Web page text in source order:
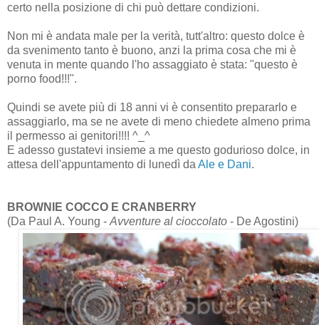
certo nella posizione di chi può dettare condizioni.
Non mi è andata male per la verità, tutt'altro: questo dolce è
da svenimento tanto è buono, anzi la prima cosa che mi è
venuta in mente quando l'ho assaggiato è stata: "questo è
porno food!!!".
Quindi se avete più di 18 anni vi è consentito prepararlo e
assaggiarlo, ma se ne avete di meno chiedete almeno prima
il permesso ai genitori!!!! ^_^
E adesso gustatevi insieme a me questo godurioso dolce, in
attesa dell'appuntamento di lunedì da Ale e Dani.
BROWNIE COCCO E CRANBERRY
(Da Paul A. Young - Avventure al cioccolato - De Agostini)